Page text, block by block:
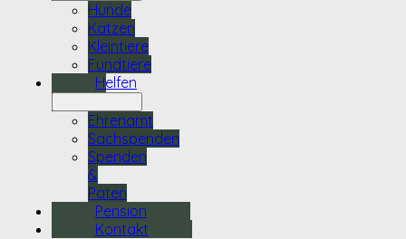
Hunde
Katzen
Kleintiere
Fundtiere
Helfen
Ehrenamt
Sachspenden
Spenden
&
Paten
Pension
Kontakt